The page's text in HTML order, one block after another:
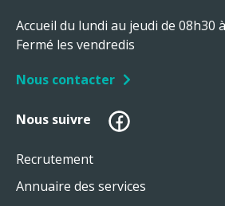
Accueil du lundi au jeudi de 08h30
Fermé les vendredis
Nous contacter
Nous suivre
Recrutement
Annuaire des services